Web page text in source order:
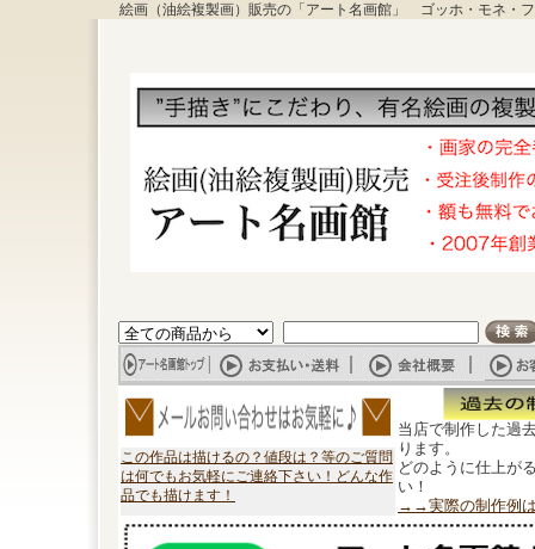
絵画（油絵複製画）販売の「アート名画館」 ゴッホ・モネ・
この作品は描けるの？値段は？等のご質問
は何でもお気軽にご連絡下さい！どんな作
品でも描けます！
当店で制作した過
ります。
どのように仕上が
い！
→→実際の制作例